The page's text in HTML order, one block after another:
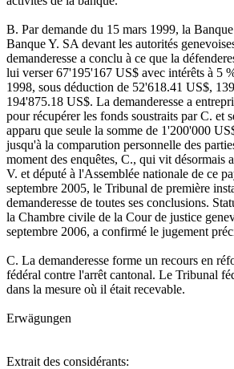
B. Par demande du 15 mars 1999, la
Banque Y. SA devant les autorités
demanderesse a conclu à ce que la
lui verser 67'195'167 US$ avec intérêts à 5
1998, sous déduction de 52'618.41 US$,
194'875.18 US$. La demanderesse a
pour récupérer les fonds soustraits par C. et
apparu que seule la somme de 1'200'000
jusqu'à la comparution personnelle des
moment des enquêtes, C., qui vit désormais
V. et député à l'Assemblée nationale de ce
septembre 2005, le Tribunal de première
demanderesse de toutes ses conclusions.
la Chambre civile de la Cour de justice
septembre 2006, a confirmé le jugement
C. La demanderesse forme un recours en
fédéral contre l'arrêt cantonal. Le Tribunal
dans la mesure où il était recevable.
Erwägungen
Extrait des considérants: